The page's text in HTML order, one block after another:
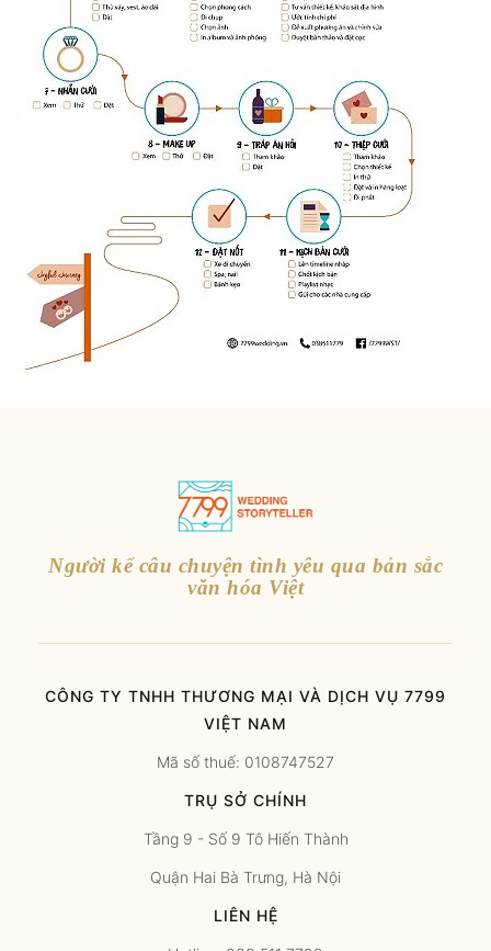
Người kể câu chuyện tình yêu qua bản sắc
văn hóa Việt
CÔNG TY TNHH THƯƠNG MẠI VÀ DỊCH VỤ 7799
VIỆT NAM
Mã số thuế: 0108747527
TRỤ SỞ CHÍNH
Tầng 9 - Số 9 Tô Hiến Thành
Quận Hai Bà Trưng, Hà Nội
LIÊN HỆ